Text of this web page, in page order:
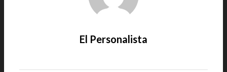
El Personalista